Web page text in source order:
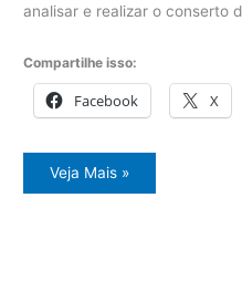
analisar e realizar o conserto
Compartilhe isso:
Facebook X
Assistência
Técnica
Veja Mais »